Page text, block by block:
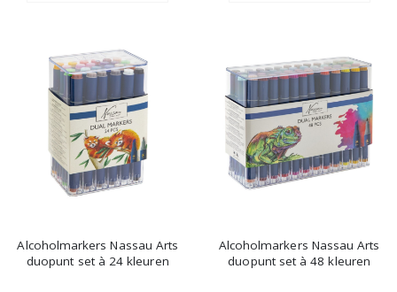
Alcoholmarkers Nassau Arts
duopunt set à 24 kleuren
Alcoholmarkers Nassau Arts
duopunt set à 48 kleuren